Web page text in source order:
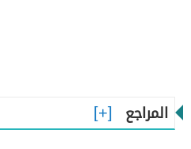
المراجع